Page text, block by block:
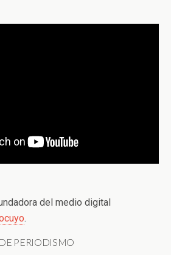
del medio digital
.
PERIODISMO